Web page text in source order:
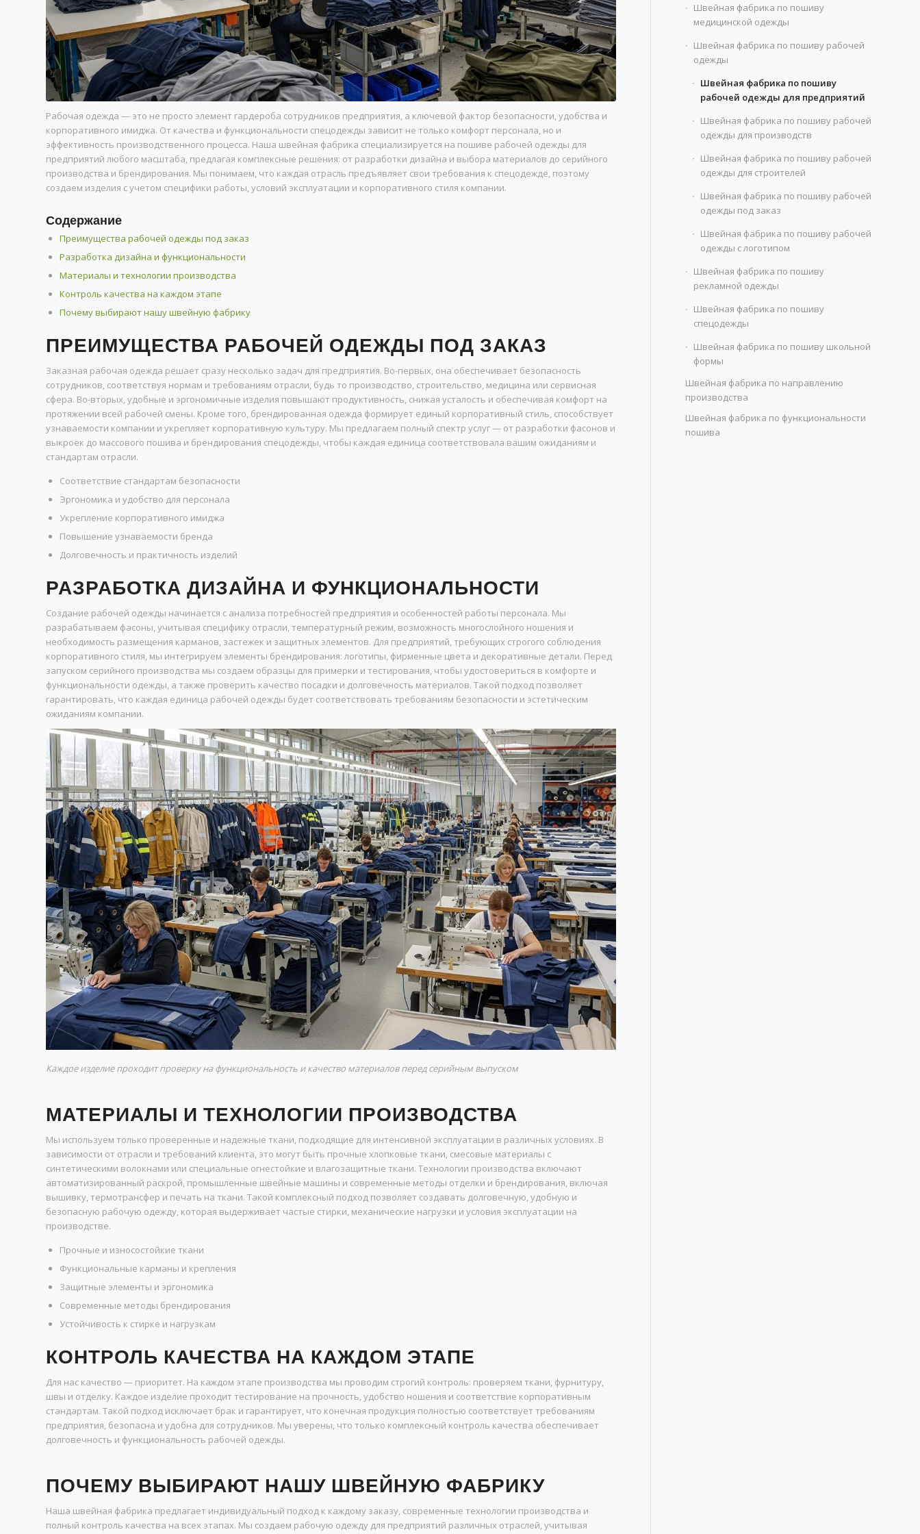
Рабочая одежда — это не просто элемент гардероба сотрудников предприятия, а ключевой фактор безопасности, удобства и
корпоративного имиджа. От качества и функциональности спецодежды зависит не только комфорт персонала, но и
эффективность производственного процесса. Наша швейная фабрика специализируется на пошиве рабочей одежды для
предприятий любого масштаба, предлагая комплексные решения: от разработки дизайна и выбора материалов до серийного
производства и брендирования. Мы понимаем, что каждая отрасль предъявляет свои требования к спецодежде, поэтому
создаем изделия с учетом специфики работы, условий эксплуатации и корпоративного стиля компании.
Содержание
Преимущества рабочей одежды под заказ
Разработка дизайна и функциональности
Материалы и технологии производства
Контроль качества на каждом этапе
Почему выбирают нашу швейную фабрику
ПРЕИМУЩЕСТВА РАБОЧЕЙ ОДЕЖДЫ ПОД ЗАКАЗ
Заказная рабочая одежда решает сразу несколько задач для предприятия. Во-первых, она обеспечивает безопасность
сотрудников, соответствуя нормам и требованиям отрасли, будь то производство, строительство, медицина или сервисная
сфера. Во-вторых, удобные и эргономичные изделия повышают продуктивность, снижая усталость и обеспечивая комфорт на
протяжении всей рабочей смены. Кроме того, брендированная одежда формирует единый корпоративный стиль, способствует
узнаваемости компании и укрепляет корпоративную культуру. Мы предлагаем полный спектр услуг — от разработки фасонов и
выкроек до массового пошива и брендирования спецодежды, чтобы каждая единица соответствовала вашим ожиданиям и
стандартам отрасли.
Соответствие стандартам безопасности
Эргономика и удобство для персонала
Укрепление корпоративного имиджа
Повышение узнаваемости бренда
Долговечность и практичность изделий
РАЗРАБОТКА ДИЗАЙНА И ФУНКЦИОНАЛЬНОСТИ
Создание рабочей одежды начинается с анализа потребностей предприятия и особенностей работы персонала. Мы
разрабатываем фасоны, учитывая специфику отрасли, температурный режим, возможность многослойного ношения и
необходимость размещения карманов, застежек и защитных элементов. Для предприятий, требующих строгого соблюдения
корпоративного стиля, мы интегрируем элементы брендирования: логотипы, фирменные цвета и декоративные детали. Перед
запуском серийного производства мы создаем образцы для примерки и тестирования, чтобы удостовериться в комфорте и
функциональности одежды, а также проверить качество посадки и долговечность материалов. Такой подход позволяет
гарантировать, что каждая единица рабочей одежды будет соответствовать требованиям безопасности и эстетическим
ожиданиям компании.
Каждое изделие проходит проверку на функциональность и качество материалов перед серийным выпуском
МАТЕРИАЛЫ И ТЕХНОЛОГИИ ПРОИЗВОДСТВА
Мы используем только проверенные и надежные ткани, подходящие для интенсивной эксплуатации в различных условиях. В
зависимости от отрасли и требований клиента, это могут быть прочные хлопковые ткани, смесовые материалы с
синтетическими волокнами или специальные огнестойкие и влагозащитные ткани. Технологии производства включают
автоматизированный раскрой, промышленные швейные машины и современные методы отделки и брендирования, включая
вышивку, термотрансфер и печать на ткани. Такой комплексный подход позволяет создавать долговечную, удобную и
безопасную рабочую одежду, которая выдерживает частые стирки, механические нагрузки и условия эксплуатации на
производстве.
Прочные и износостойкие ткани
Функциональные карманы и крепления
Защитные элементы и эргономика
Современные методы брендирования
Устойчивость к стирке и нагрузкам
КОНТРОЛЬ КАЧЕСТВА НА КАЖДОМ ЭТАПЕ
Для нас качество — приоритет. На каждом этапе производства мы проводим строгий контроль: проверяем ткани, фурнитуру,
швы и отделку. Каждое изделие проходит тестирование на прочность, удобство ношения и соответствие корпоративным
стандартам. Такой подход исключает брак и гарантирует, что конечная продукция полностью соответствует требованиям
предприятия, безопасна и удобна для сотрудников. Мы уверены, что только комплексный контроль качества обеспечивает
долговечность и функциональность рабочей одежды.
ПОЧЕМУ ВЫБИРАЮТ НАШУ ШВЕЙНУЮ ФАБРИКУ
Наша швейная фабрика предлагает индивидуальный подход к каждому заказу, современные технологии производства и
полный контроль качества на всех этапах. Мы создаем рабочую одежду для предприятий различных отраслей, учитывая
Швейная фабрика по пошиву
медицинской одежды
Швейная фабрика по пошиву рабочей
одежды
Швейная фабрика по пошиву
рабочей одежды для предприятий
Швейная фабрика по пошиву рабочей
одежды для производств
Швейная фабрика по пошиву рабочей
одежды для строителей
Швейная фабрика по пошиву рабочей
одежды под заказ
Швейная фабрика по пошиву рабочей
одежды с логотипом
Швейная фабрика по пошиву
рекламной одежды
Швейная фабрика по пошиву
спецодежды
Швейная фабрика по пошиву школьной
формы
Швейная фабрика по направлению
производства
Швейная фабрика по функциональности
пошива